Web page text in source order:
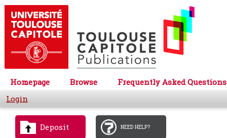
Homepage Browse
Frequently Asked Questions
Login
Deposit NEED HELP?